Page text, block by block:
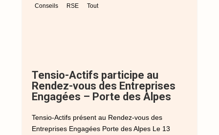
Conseils RSE Tout
Tensio-Actifs participe au
Rendez-vous des Entreprises
Engagées – Porte des Alpes
Tensio-Actifs présent au Rendez-vous des
Entreprises Engagées Porte des Alpes Le 13